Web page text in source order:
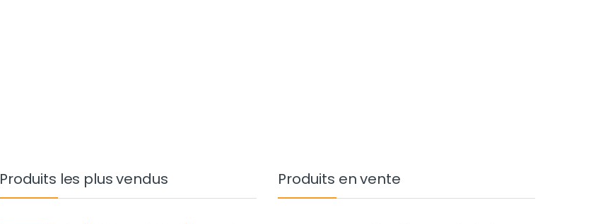
Produits les plus vendus Produits en vente